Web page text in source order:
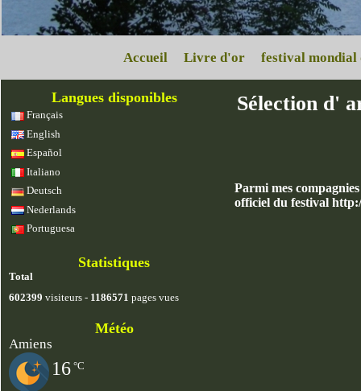
Accueil Livre d'or festival mondial
Langues disponibles
Français
English
Español
Italiano
Deutsch
Nederlands
Portuguesa
Statistiques
Total
602399 visiteurs - 1186571 pages vues
Météo
Amiens
16 °C
Sélection d'
Parmi mes
officiel du festival